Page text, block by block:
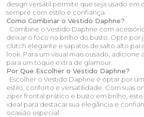
design versátil permite que seja usado em
sempre com estilo e confiança.
Como Combinar o Vestido Daphne?
Combine o Vestido Daphne com
deixar o foco no brilho do busto. Opte por
clutch elegante e sapatos de salto alto
look. Para um visual mais ousado, adicione
para um toque extra de glamour.
Por Que Escolher o Vestido Daphne?
Escolher o Vestido Daphne é optar por
estilo, conforto e versatilidade. Com suas
zíper frontal prático e busto em brilho,
ideal para destacar sua elegância e
ocasião especial.